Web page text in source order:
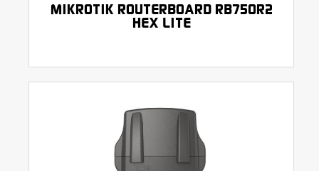
MIKROTIK ROUTERBOARD RB750R2
HEX LITE